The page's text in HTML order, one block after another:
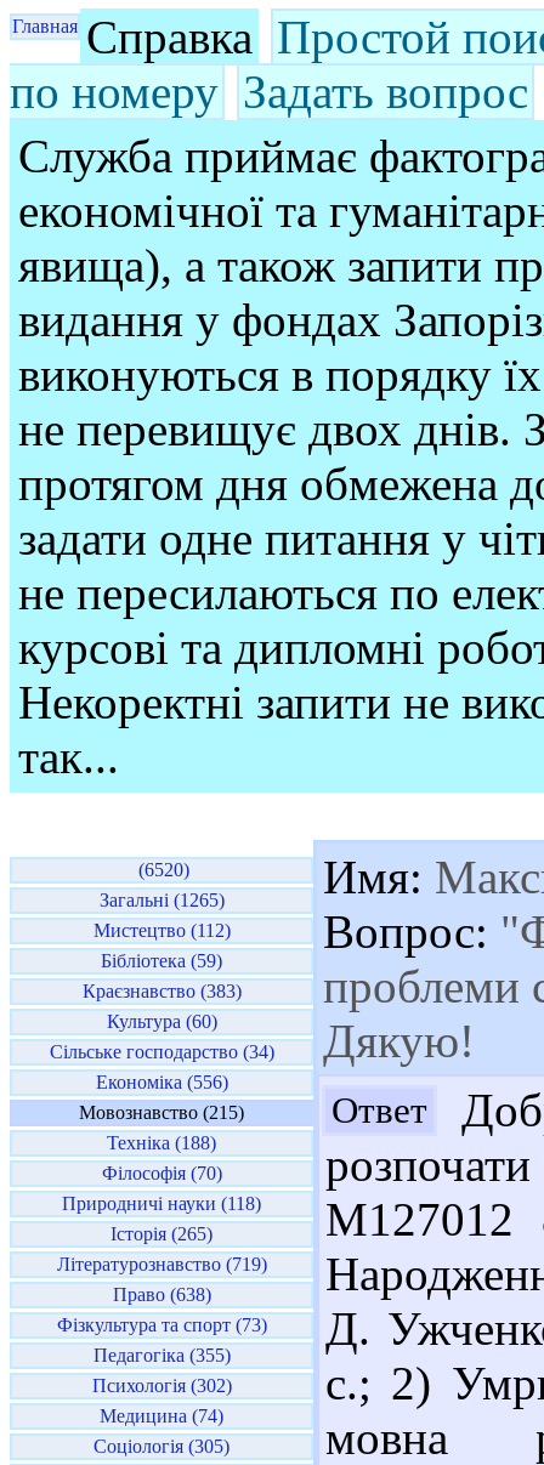
Главная Справка Простой
по номеру Задать вопрос
Служба приймає
економічної та
явища), а також запити
видання у фондах
виконуються в порядку
не перевищує двох днів.
протягом дня обмежена
задати одне питання у
не пересилаються по
курсові та дипломні
Некоректні запити не
так...
(6520)
Загальні (1265)
Мистецтво (112)
Бібліотека (59)
Краєзнавство (383)
Культура (60)
Сільське господарство (34)
Економіка (556)
Мовознавство (215)
Техніка (188)
Філософія (70)
Природничі науки (118)
Історія (265)
Літературознавство (719)
Право (638)
Фізкультура та спорт (73)
Педагогіка (355)
Психологія (302)
Медицина (74)
Соціологія (305)
Имя:
Вопрос:
проблеми
Дякую!
Ответ
М127012
Д.
с.; 2)
мовна